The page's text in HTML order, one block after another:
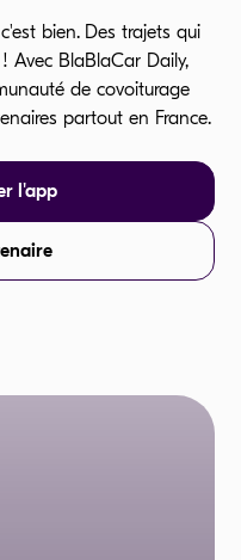
bien. Des trajets qui
BlaBlaCar Daily,
de covoiturage
partout en France.
l'app